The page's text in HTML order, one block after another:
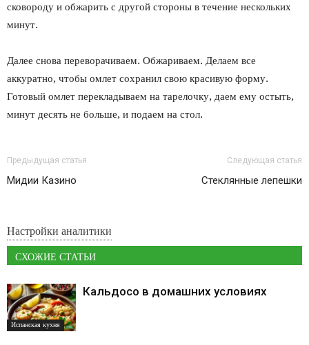
сковороду и обжарить с другой стороны в течение нескольких
минут.
Далее снова переворачиваем. Обжариваем. Делаем все
аккуратно, чтобы омлет сохранил свою красивую форму.
Готовый омлет перекладываем на тарелочку, даем ему остыть,
минут десять не больше, и подаем на стол.
Предыдущая статья
Мидии Казино
Следующая статья
Стеклянные лепешки
Настройки аналитики
СХОЖИЕ СТАТЬИ
Испанская кухня
Кальдосо в домашних условиях